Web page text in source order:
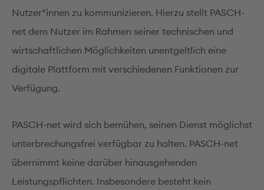
Nutzer*innen zu kommunizieren. Hierzu stellt PASCH-
net dem Nutzer im Rahmen seiner technischen und
wirtschaftlichen Möglichkeiten unentgeltlich eine
digitale Plattform mit verschiedenen Funktionen zur
Verfügung.
PASCH-net wird sich bemühen, seinen Dienst möglichst
unterbrechungsfrei verfügbar zu halten. PASCH-net
übernimmt keine darüber hinausgehenden
Leistungspflichten. Insbesondere besteht kein